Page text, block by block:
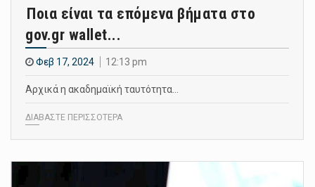
Ποια είναι τα επόμενα βήματα στο
gov.gr wallet...
Φεβ 17, 2024 12:13 pm
Αρχικά η ακαδημαϊκή ταυτότητα…
ΔΙΑΒΑΣΤΕ ΠΕΡΙΣΣΟΤΕΡΑ